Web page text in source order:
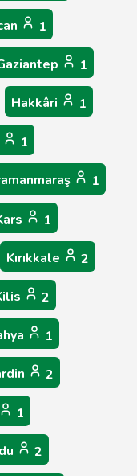
1
1
Hakkâri 1
1
1
1
Kırıkkale 2
2
1
2
1
2